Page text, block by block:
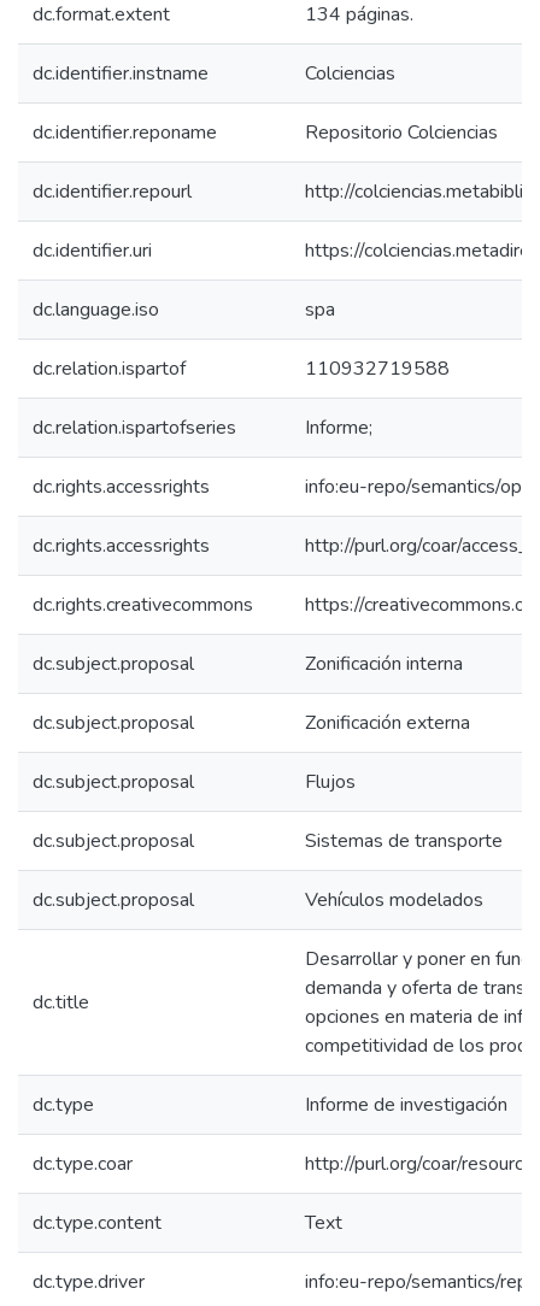
dc.format.extent 134 páginas.
dc.identifier.instname Colciencias
dc.identifier.reponame Repositorio Colciencias
dc.identifier.repourl http://
dc.identifier.uri https://
dc.language.iso spa
dc.relation.ispartof 110932719588
dc.relation.ispartofseries Informe;
dc.rights.accessrights info:eu-repo/semantics/
dc.rights.accessrights http://purl.org/coar/
dc.rights.creativecommons https://
dc.subject.proposal Zonificación interna
dc.subject.proposal Zonificación externa
dc.subject.proposal Flujos
dc.subject.proposal Sistemas de transporte
dc.subject.proposal Vehículos modelados
dc.title
Desarrollar y poner en
demanda y oferta de
opciones en materia de
competitividad de los
dc.type Informe de investigación
dc.type.coar http://purl.org/coar/
dc.type.content Text
dc.type.driver info:eu-repo/semantics/